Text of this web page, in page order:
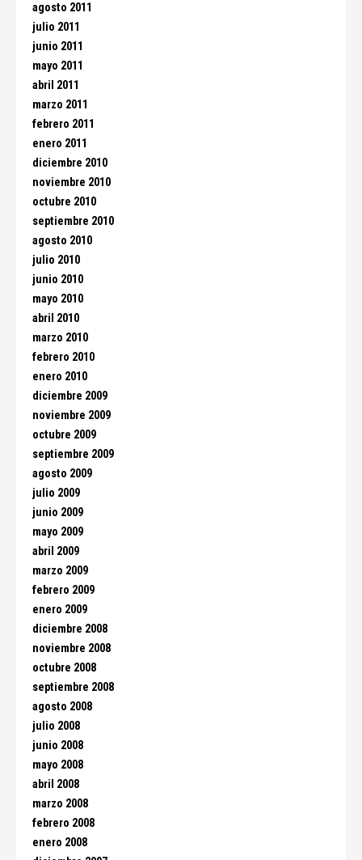
agosto 2011
julio 2011
junio 2011
mayo 2011
abril 2011
marzo 2011
febrero 2011
enero 2011
diciembre 2010
noviembre 2010
octubre 2010
septiembre 2010
agosto 2010
julio 2010
junio 2010
mayo 2010
abril 2010
marzo 2010
febrero 2010
enero 2010
diciembre 2009
noviembre 2009
octubre 2009
septiembre 2009
agosto 2009
julio 2009
junio 2009
mayo 2009
abril 2009
marzo 2009
febrero 2009
enero 2009
diciembre 2008
noviembre 2008
octubre 2008
septiembre 2008
agosto 2008
julio 2008
junio 2008
mayo 2008
abril 2008
marzo 2008
febrero 2008
enero 2008